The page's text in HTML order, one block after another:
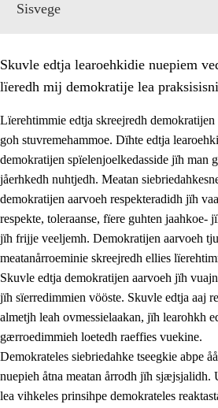
Sisvege
1. Lïerehtimmien aarvoevåarome
1.1 Almetjeaarvoe
1.2 Identiteete jïh kulturellen
1.3 Laejhtehks ussjedimmie jïh
1.4
Skaepiedimmievoeteaavoe,
goerehtimmievæljoe
1.5 Eatnemem krööhkestidh jïh
Skuvle edtja learoehkidie nuepiem
lïeredh mij demokratije lea
Lïerehtimmie edtja skreejredh
goh stuvremehammoe. Dïhte edtja
demokratijen spïelenjoelkedasside jïh man
jåerhkedh nuhtjedh. Meatan
demokratijen aarvoeh respekteradidh jïh
respekte, toleraanse, fïere guhten jaahkoe-
jïh frijje veeljemh. Demokratijen aarvoeh
meatanårroeminie skreejredh ellies
Skuvle edtja demokratijen aarvoeh jïh
jïh sïerredimmien vööste. Skuvle edtja aaj
almetjh leah ovmessielaakan, jïh learohkh
gærroedimmieh loetedh raeffies vuekine.
Demokrateles siebriedahke tseegkie abpe
nuepieh åtna meatan årrodh jïh sjæjsjalidh.
lea vihkeles prinsihpe demokrateles